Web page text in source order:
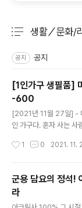
생활／문화/
공지 공지
[1인가구 생필품]
-600
[2021년 11월 27일] -
인 가구다. 혼자 사는 사
기하는 사람, 혼자만의
를 하나 낳는 사회적 비
결혼 포기를 강요받는
니다. 기혼자 중에서도
1 0 2021. 11.
군용 담요의 정석!
라